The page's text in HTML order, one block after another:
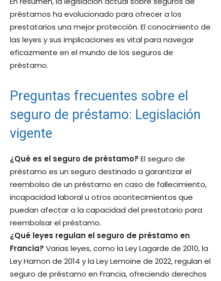
préstamos ha evolucionado para ofrecer a los
prestatarios una mejor protección. El conocimiento de
las leyes y sus implicaciones es vital para navegar
eficazmente en el mundo de los seguros de
préstamo.
Preguntas frecuentes sobre el
seguro de préstamo: Legislación
vigente
¿Qué es el seguro de préstamo? El seguro de
préstamo es un seguro destinado a garantizar el
reembolso de un préstamo en caso de fallecimiento,
incapacidad laboral u otros acontecimientos que
puedan afectar a la capacidad del prestatario para
reembolsar el préstamo.
¿Qué leyes regulan el seguro de préstamo en
Francia? Varias leyes, como la Ley Lagarde de 2010, la
Ley Hamon de 2014 y la Ley Lemoine de 2022, regulan el
seguro de préstamo en Francia, ofreciendo derechos